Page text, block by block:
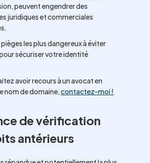
peuvent engendrer des
juridiques et commerciales
les plus dangereux à éviter
sécuriser votre identité
avoir recours à un avocat en
nom de domaine,contactez-moi !
de vérification
antérieurs